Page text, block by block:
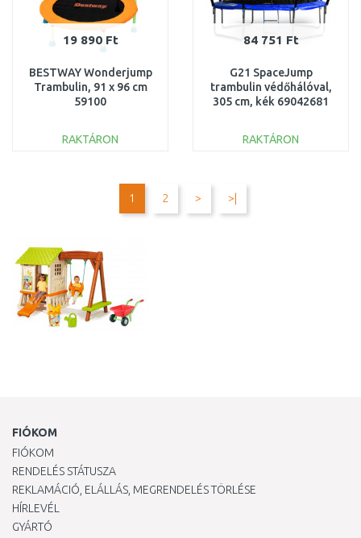
19 890 Ft
BESTWAY Wonderjump
Trambulin, 91 x 96 cm
59100
RAKTÁRON
84 751 Ft
G21 SpaceJump
trambulin védőhálóval,
305 cm, kék 69042681
RAKTÁRON
Összehasonlítás
1 2 > >|
FIÓKOM
FIÓKOM
RENDELÉS STÁTUSZA
REKLAMÁCIÓ, ELÁLLÁS, MEGRENDELÉS TÖRLÉSE
HÍRLEVÉL
GYÁRTÓ